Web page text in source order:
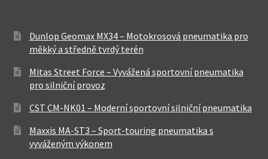
Dunlop Geomax MX34 – Motokrosová pneumatika pro
měkký a středně tvrdý terén
Mitas Street Force – Vyvážená sportovní pneumatika
pro silniční provoz
CST CM-NK01 – Moderní sportovní silniční pneumatika
Maxxis MA-ST3 – Sport-touring pneumatika s
vyváženým výkonem